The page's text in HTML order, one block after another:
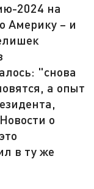
2024 на
Америку – и
"снова
а опыт
о
в ту же